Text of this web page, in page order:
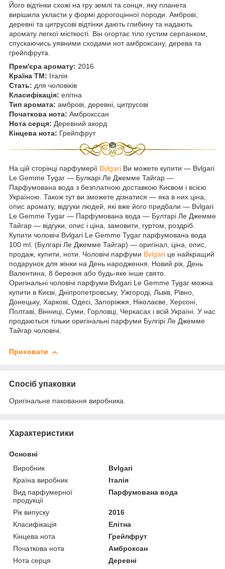
Його відтінки схожі на гру землі та сонця, яку планета
вирішила укласти у формі дорогоцінної породи. Амброві,
деревні та цитрусові відтінки дають глибину та надають
аромату легкої місткості. Він огортає тіло густим серпанком,
спускаючись уявними сходами нот амброксану, дерева та
грейпфрута.
Прем'єра аромату: 2016
Країна ТМ: Італія
Стать: для чоловіків
Класифікація: елітна
Тип аромата: амброві, деревні, цитрусові
Початкова нота: Амброкссан
Нота серця: Деревний акорд
Кінцева нота: Грейпфрут
На цій сторінці парфумерії Bvlgari Ви можете купити — Bvlgari
Le Gemme Tygar ― Булкарі Ле Джемме Тайгар —
Парфумована вода з безплатною доставкою Києвом і всією
Україною. Також тут ви зможете дізнатися ― яка в них ціна,
опис аромату, відгуки людей, які вже його придбали — Bvlgari
Le Gemme Tygar — Парфумована вода — Бултарі Ле Джемме
Тайгар — відгуки, опис і ціна, замовити, гуртом, роздріб.
Купити чоловічі Bvlgari Le Gemme Tygar парфумована вода
100 ml. (Булгарі Ле Джемме Тайгар) — оригінал, ціна, опис,
продаж, купити, ноти. Чоловічі парфуми Bvlgari це найкращий
подарунок для жінки на День народження, Новий рік, День
Валентина, 8 березня або будь-яке інше свято.
Оригінальні чоловічі парфуми Bvlgari Le Gemme Tygar можна
купити в Києві, Дніпропетровську, Ужгороді, Львів, Рівно,
Донецьку, Харкові, Одесі, Запоріжжя, Ніколаєве, Херсоні,
Полтаві, Вінниці, Суми, Горловці, Черкасах і всій Україні. У нас
продаються тільки оригінальні парфуми Булгірі Ле Джемме
Тайгар чоловічі.
Приховати
Спосіб упаковки
Оригінальне паковання виробника.
Характеристики
Основні
Виробник
Bvlgari
Країна виробник
Італія
Вид парфумерної
продукції
Парфумована вода
Рік випуску
2016
Класифікація
Елітна
Кінцева нота
Грейпфрут
Початкова нота
Амброксан
Нота серця
Деревні